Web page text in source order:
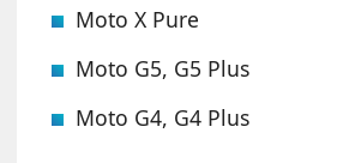
Moto X Pure
Moto G5, G5 Plus
Moto G4, G4 Plus